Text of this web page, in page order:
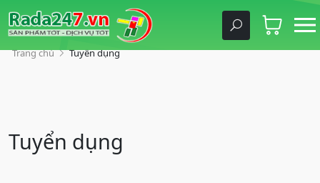
Trang chủ Tuyển dụng
Tuyển dụng